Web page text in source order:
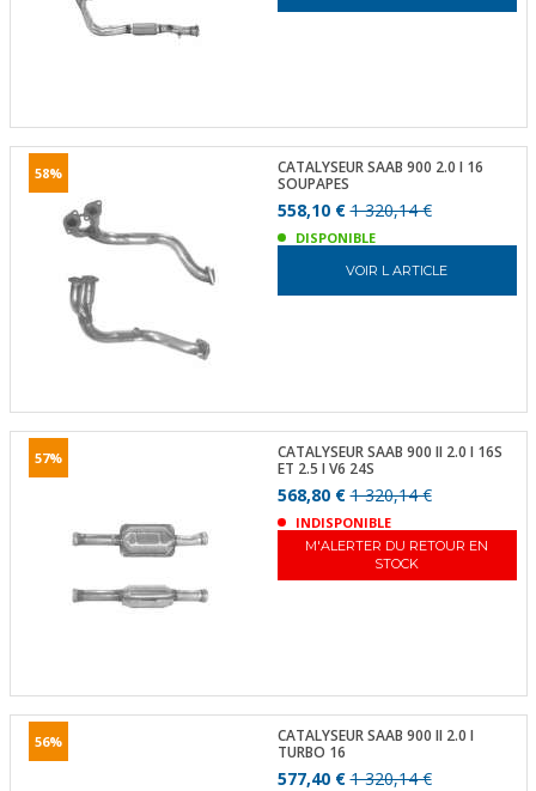
58%
CATALYSEUR SAAB 900 2.0 I 16
SOUPAPES
558,10 €1 320,14 €
DISPONIBLE
VOIR L ARTICLE
57%
CATALYSEUR SAAB 900 II 2.0 I 16S
ET 2.5 I V6 24S
568,80 €1 320,14 €
INDISPONIBLE
M'ALERTER DU RETOUR EN
STOCK
56%
CATALYSEUR SAAB 900 II 2.0 I
TURBO 16
577,40 €1 320,14 €